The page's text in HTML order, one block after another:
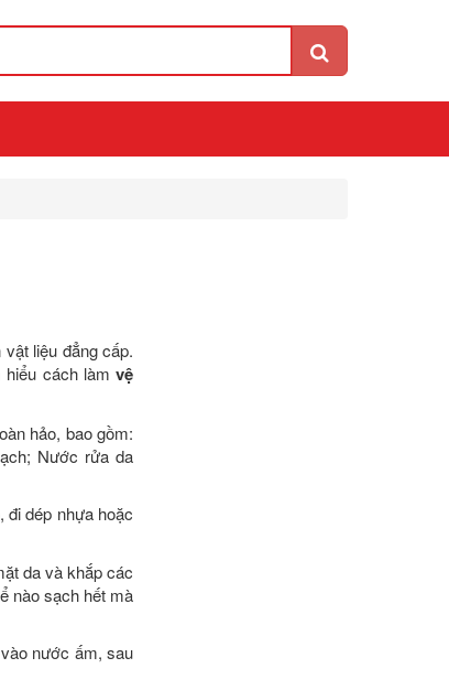
liệu đẳng cấp.
cách làm vệ
hảo, bao gồm:
Nước rửa da
đi dép nhựa hoặc
da và khắp các
nào sạch hết mà
nước ấm, sau